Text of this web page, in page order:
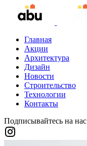
Главная
Акции
Архитектура
Дизайн
Новости
Строительство
Технологии
Контакты
Подписывайтесь на нас